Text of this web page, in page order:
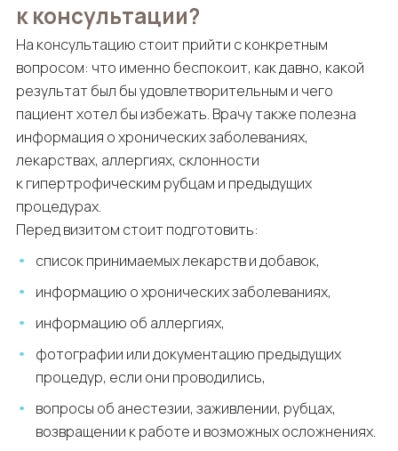
к консультации?
На консультацию стоит прийти с конкретным
вопросом: что именно беспокоит, как давно, какой
результат был бы удовлетворительным и чего
пациент хотел бы избежать. Врачу также полезна
информация о хронических заболеваниях,
лекарствах, аллергиях, склонности
к гипертрофическим рубцам и предыдущих
процедурах.
Перед визитом стоит подготовить:
список принимаемых лекарств и добавок,
информацию о хронических заболеваниях,
информацию об аллергиях,
фотографии или документацию предыдущих
процедур, если они проводились,
вопросы об анестезии, заживлении, рубцах,
возвращении к работе и возможных осложнениях.